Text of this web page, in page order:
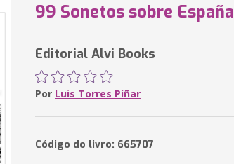
99 Sonetos sobre España
Editorial Alvi Books
Por Luis Torres Píñar
Código do livro: 665707